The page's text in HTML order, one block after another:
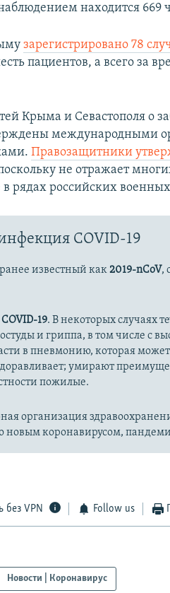
находится 669
зарегистрировано 78
пациентов, а всего за
Крыма и Севастополя о
международными
Правозащитники
не отражает
рядах российских
COVID-19
известный как2019-nCoV,
COVID-19. В некоторых случаях
и гриппа, в том числе с
в пневмонию, которая может
умирают
пожилые.
организация
новым коронавирусом,
без VPN Follow us
Новости | Коронавирус